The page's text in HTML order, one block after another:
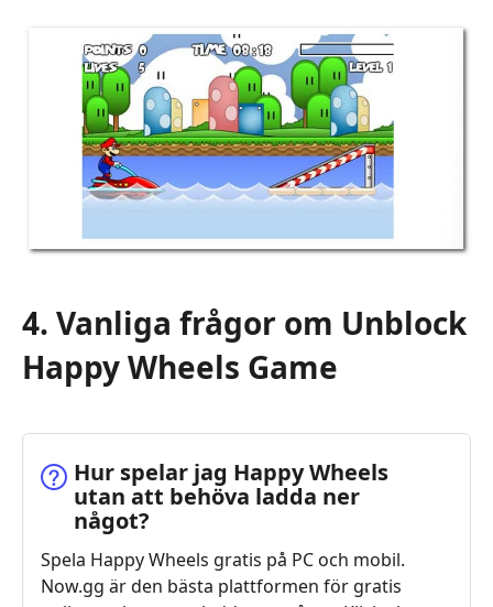
4. Vanliga frågor om Unblock
Happy Wheels Game
Hur spelar jag Happy Wheels
utan att behöva ladda ner
något?
Spela Happy Wheels gratis på PC och mobil.
Now.gg är den bästa plattformen för gratis